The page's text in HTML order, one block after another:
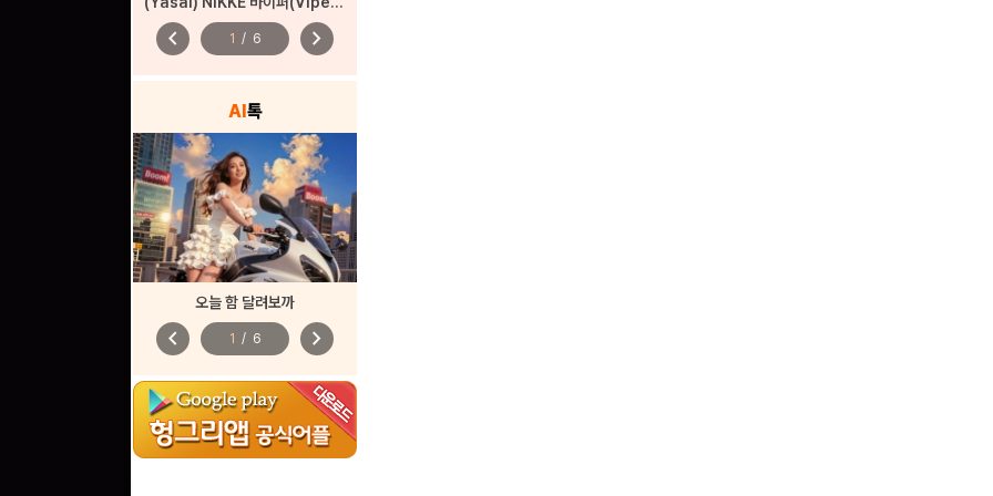
chevron_left 1 / 6 chevron_right
AI톡
오늘 함 달려보까
chevron_left 1 / 6 chevron_right